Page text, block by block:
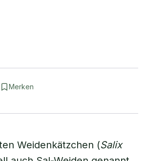
Merken
Weidenkätzchen (Salix